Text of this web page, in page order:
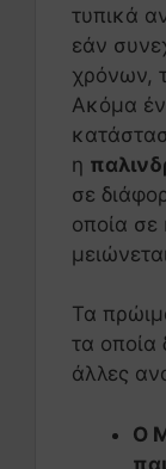
τυπικά
εάν
χρόνων,
Ακόμα
η
σε
οποία σε
Τα
τα οποία
άλλες
Ο